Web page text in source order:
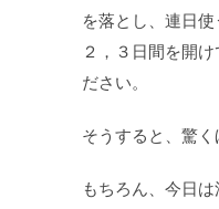
を落とし、連日使
２，３日間を開
ださい。
そうすると、驚く
もちろん、今日は